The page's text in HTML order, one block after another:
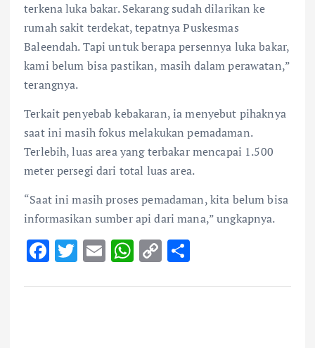
terkena luka bakar. Sekarang sudah dilarikan ke
rumah sakit terdekat, tepatnya Puskesmas
Baleendah. Tapi untuk berapa persennya luka bakar,
kami belum bisa pastikan, masih dalam perawatan,”
terangnya.
Terkait penyebab kebakaran, ia menyebut pihaknya
saat ini masih fokus melakukan pemadaman.
Terlebih, luas area yang terbakar mencapai 1.500
meter persegi dari total luas area.
“Saat ini masih proses pemadaman, kita belum bisa
informasikan sumber api dari mana,” ungkapnya.
F
e
T
it
E
ai
W
at
C
p ar